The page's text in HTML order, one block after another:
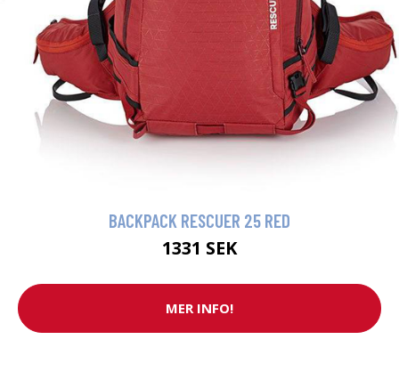
BACKPACK RESCUER 25 RED
1331 SEK
MER INFO!